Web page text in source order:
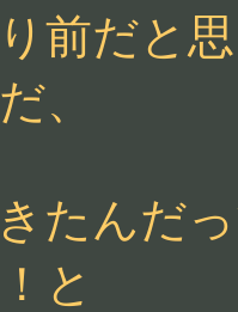
前だと
、
たんだ
と